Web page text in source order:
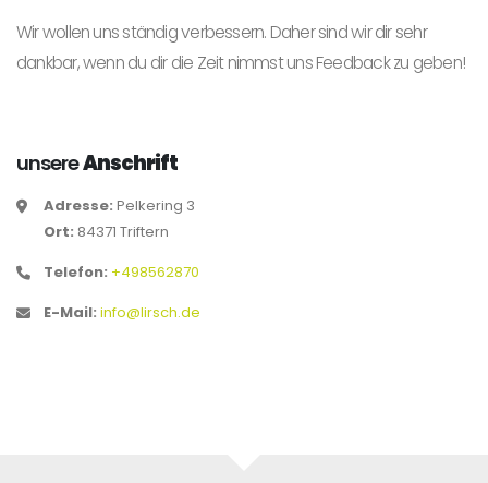
Wir wollen uns ständig verbessern. Daher sind wir dir sehr
dankbar, wenn du dir die Zeit nimmst uns Feedback zu geben!
unsereAnschrift
Adresse: Pelkering 3
Ort: 84371 Triftern
Telefon: +498562870
E-Mail: info@lirsch.de